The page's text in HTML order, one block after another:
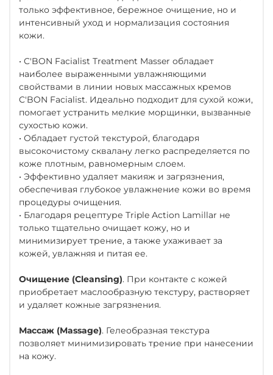
только эффективное, бережное очищение, но и
интенсивный уход и нормализация состояния
кожи.
• C'BON Facialist Treatment Masser обладает
наиболее выраженными увлажняющими
свойствами в линии новых массажных кремов
C'BON Facialist. Идеально подходит для сухой кожи,
помогает устранить мелкие морщинки, вызванные
сухостью кожи.
• Обладает густой текстурой, благодаря
высокочистому сквалану легко распределяется по
коже плотным, равномерным слоем.
• Эффективно удаляет макияж и загрязнения,
обеспечивая глубокое увлажнение кожи во время
процедуры очищения.
• Благодаря рецептуре Triple Action Lamillar не
только тщательно очищает кожу, но и
минимизирует трение, а также ухаживает за
кожей, увлажняя и питая ее.
Очищение (Cleansing). При контакте с кожей
приобретает маслообразную текстуру, растворяет
и удаляет кожные загрязнения.
Массаж (Massage). Гелеобразная текстура
позволяет минимизировать трение при нанесении
на кожу.